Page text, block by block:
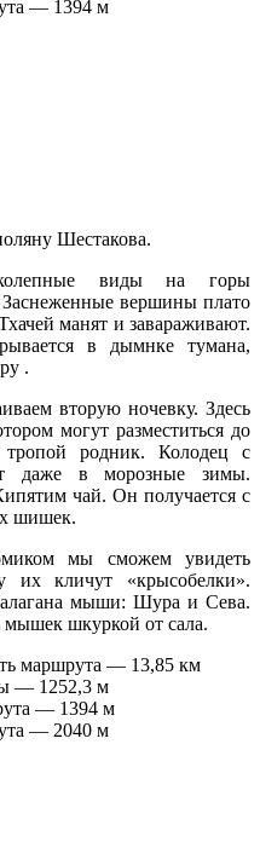
— 1394 м
Шестакова.
виды на горы
вершины плато
манят и завараживают.
в дымнке тумана,
.
вторую ночевку. Здесь
могут разместиться до
родник. Колодец с
даже в морозные зимы.
чай. Он получается с
шишек.
мы сможем увидеть
их кличут «крысобелки».
мыши: Шура и Сева.
мышек шкуркой от сала.
маршрута — 13,85 км
— 1252,3 м
— 1394 м
— 2040 м